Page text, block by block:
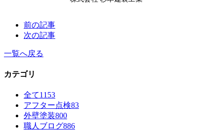
前の記事
次の記事
一覧へ戻る
カテゴリ
全て1153
アフター点検83
外壁塗装800
職人ブログ886